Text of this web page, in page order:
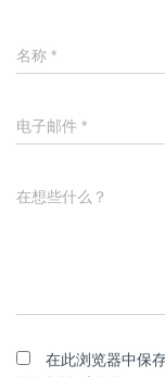
名称 *
电子邮件 *
在想些什么？
在此浏览器中保